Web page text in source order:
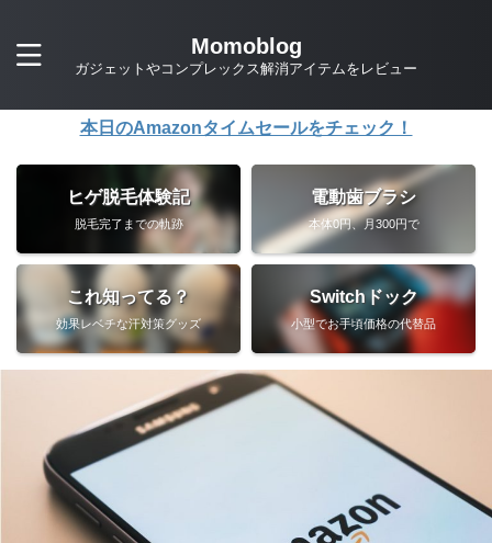
Momoblog
ガジェットやコンプレックス解消アイテムをレビュー
本日のAmazonタイムセールをチェック！
ヒゲ脱毛体験記
脱毛完了までの軌跡
電動歯ブラシ
本体0円、月300円で
これ知ってる？
効果レベチな汗対策グッズ
Switchドック
小型でお手頃価格の代替品